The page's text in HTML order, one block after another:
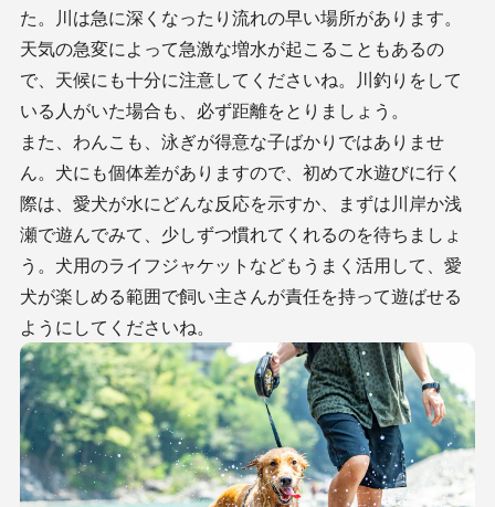
た。川は急に深くなったり流れの早い場所があります。
天気の急変によって急激な増水が起こることもあるの
で、天候にも十分に注意してくださいね。川釣りをして
いる人がいた場合も、必ず距離をとりましょう。
また、わんこも、泳ぎが得意な子ばかりではありませ
ん。犬にも個体差がありますので、初めて水遊びに行く
際は、愛犬が水にどんな反応を示すか、まずは川岸か浅
瀬で遊んでみて、少しずつ慣れてくれるのを待ちましょ
う。犬用のライフジャケットなどもうまく活用して、愛
犬が楽しめる範囲で飼い主さんが責任を持って遊ばせる
ようにしてくださいね。